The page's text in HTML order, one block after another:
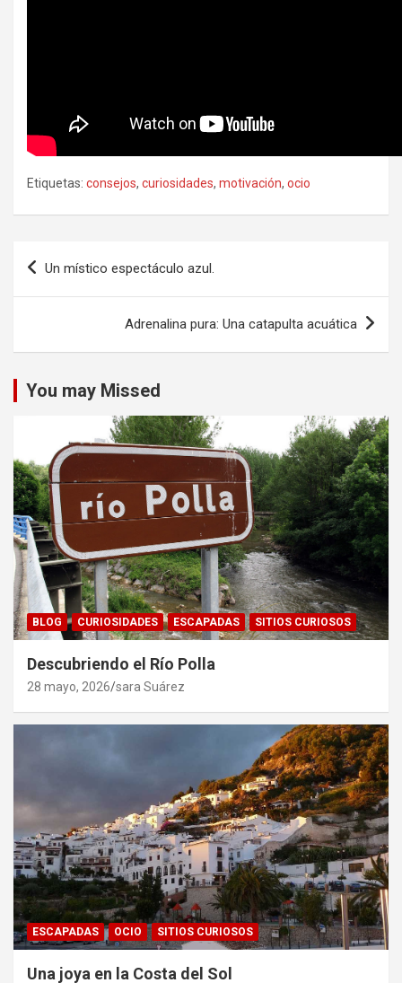
Etiquetas: consejos, curiosidades, motivación, ocio
Navegación
de
Un místico espectáculo azul.
Adrenalina pura: Una catapulta acuática
You may Missed
BLOG CURIOSIDADES ESCAPADAS SITIOS CURIOSOS
Descubriendo el Río Polla
28 mayo, 2026 sara Suárez
ESCAPADAS OCIO SITIOS CURIOSOS
Una joya en la Costa del Sol